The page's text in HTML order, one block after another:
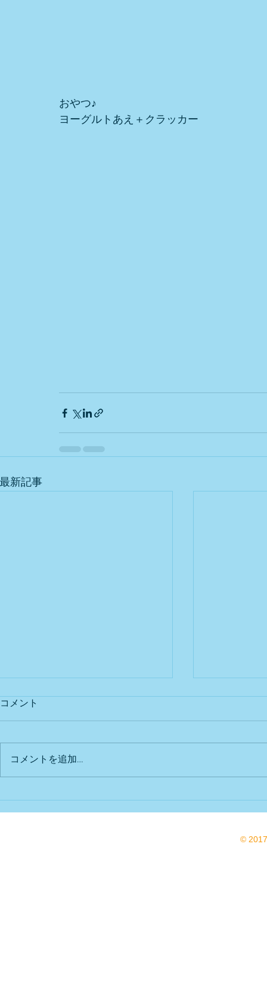
おやつ♪
ヨーグルトあえ＋クラッカー
最新記事
出店予定
コメント
コメントを追加…
©